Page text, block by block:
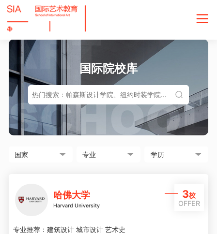
国际院校库
哈佛大学
Harvard University
3枚
OFFER
专业推荐： 建筑设计 城市设计 艺术史